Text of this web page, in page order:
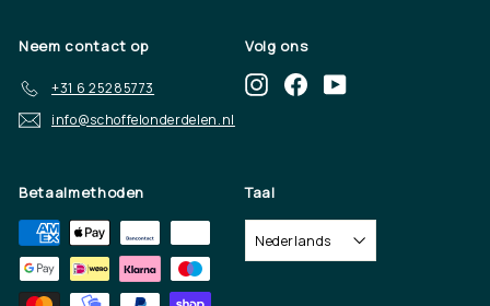
Neem contact op
+31 6 25285773
info@schoffelonderdelen.nl
Volg ons
InstagramFacebook
Betaalmethoden Taal
Nederlands